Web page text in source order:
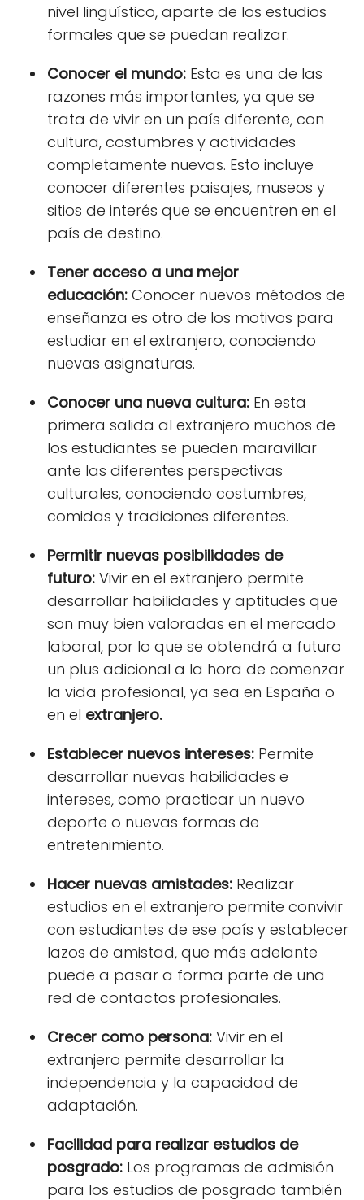
nivel lingüístico, aparte de los estudios
formales que se puedan realizar.
Conocer el mundo: Esta es una de las
razones más importantes, ya que se
trata de vivir en un país diferente, con
cultura, costumbres y actividades
completamente nuevas. Esto incluye
conocer diferentes paisajes, museos y
sitios de interés que se encuentren en el
país de destino.
Tener acceso a una mejor
educación: Conocer nuevos métodos de
enseñanza es otro de los motivos para
estudiar en el extranjero, conociendo
nuevas asignaturas.
Conocer una nueva cultura: En esta
primera salida al extranjero muchos de
los estudiantes se pueden maravillar
ante las diferentes perspectivas
culturales, conociendo costumbres,
comidas y tradiciones diferentes.
Permitir nuevas posibilidades de
futuro: Vivir en el extranjero permite
desarrollar habilidades y aptitudes que
son muy bien valoradas en el mercado
laboral, por lo que se obtendrá a futuro
un plus adicional a la hora de comenzar
la vida profesional, ya sea en España o
en el extranjero.
Establecer nuevos intereses: Permite
desarrollar nuevas habilidades e
intereses, como practicar un nuevo
deporte o nuevas formas de
entretenimiento.
Hacer nuevas amistades: Realizar
estudios en el extranjero permite convivir
con estudiantes de ese país y establecer
lazos de amistad, que más adelante
puede a pasar a forma parte de una
red de contactos profesionales.
Crecer como persona: Vivir en el
extranjero permite desarrollar la
independencia y la capacidad de
adaptación.
Facilidad para realizar estudios de
posgrado: Los programas de admisión
para los estudios de posgrado también